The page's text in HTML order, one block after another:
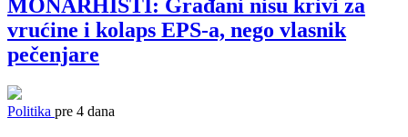
MONARHISTI: Građani nisu krivi za
vrućine i kolaps EPS-a, nego vlasnik
pečenjare
Politika pre 4 dana